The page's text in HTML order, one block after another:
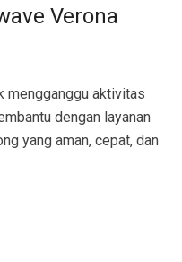
Verona
mengganggu aktivitas
dengan layanan
yang aman, cepat, dan